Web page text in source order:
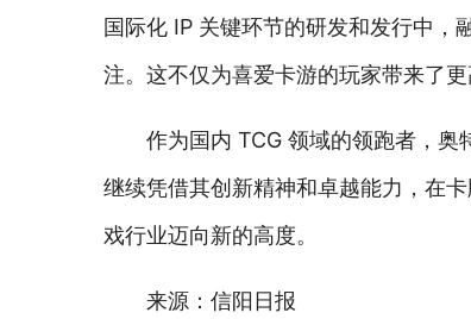
国际化 IP 关键环节的研发和发行中，
注。这不仅为喜爱卡游的玩家带来了
作为国内 TCG 领域的领跑者，
继续凭借其创新精神和卓越能力，在
戏行业迈向新的高度。
来源：信阳日报